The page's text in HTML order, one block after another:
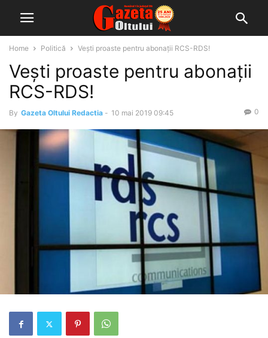
Home Politică Vești proaste pentru abonații RCS-RDS!
Vești proaste pentru abonații
RCS-RDS!
By Gazeta Oltului Redactia - 10 mai 2019 09:45 0